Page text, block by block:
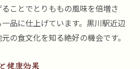
が語るとりももへの思い
極めるためのポイント
りももが焼肉通に愛される理由
ことでとりももの風味を倍増さ
品に仕上げています。黒川駅近辺
の食文化を知る絶好の機会です。
健康効果